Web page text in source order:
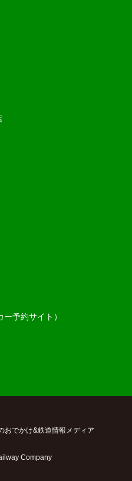
予約サイト）
おでかけ&鉄道情報メディア
Company